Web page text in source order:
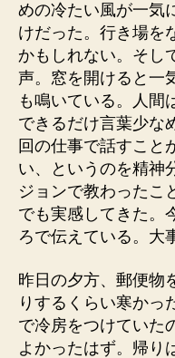
めの冷たい風が一気
けだった。行き場を
かもしれない。そし
声。窓を開けると一
も鳴いている。人間
できるだけ言葉少な
回の仕事で話すこと
い、というのを精神
ジョンで教わったこ
でも実感してきた。
ろで伝えている。大
昨日の夕方、郵便物
りするくらい寒かっ
で冷房をつけていた
よかったはず。帰り